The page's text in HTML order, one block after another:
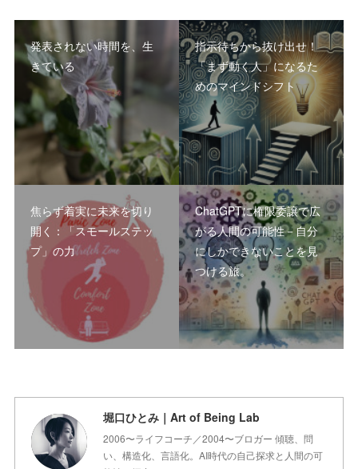
発表されない時間を、生
きている
指示待ちから抜け出せ！
「まず動く人」になるた
めのマインドシフト
焦らず着実に未来を切り
開く：「スモールステッ
プ」の力
ChatGPTに権限委譲で広
がる人間の可能性－自分
にしかできないことを見
つける旅。
堀口ひとみ｜Art of Being Lab
2006〜ライフコーチ／2004〜ブロガー 傾聴、問
い、構造化、言語化。AI時代の自己探求と人間の可